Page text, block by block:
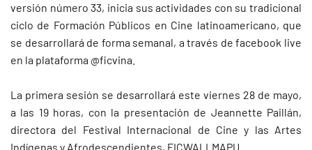
versión número 33, inicia sus actividades con su tradicional
ciclo de Formación Públicos en Cine latinoamericano, que
se desarrollará de forma semanal, a través de facebook live
en la plataforma @ficvina.
La primera sesión se desarrollará este viernes 28 de mayo,
a las 19 horas, con la presentación de Jeannette Paillán,
directora del Festival Internacional de Cine y las Artes
Indígenas y Afrodescendientes, FICWALLMAPU.